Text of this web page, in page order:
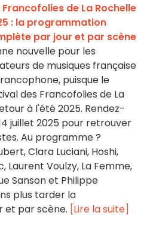
Francofolies de La Rochelle
: la programmation
par jour et par scène
nouvelle pour les
de musiques française
puisque le
des Francofolies de La
à l'été 2025. Rendez-
juillet 2025 pour retrouver
Au programme ?
Clara Luciani, Hoshi,
Laurent Voulzy, La Femme,
Sanson et Philippe
plus tarder la
et par scène. [Lire la suite]